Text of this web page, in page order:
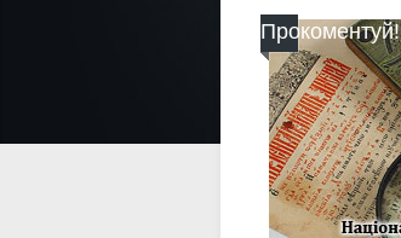
Прокоментуй!